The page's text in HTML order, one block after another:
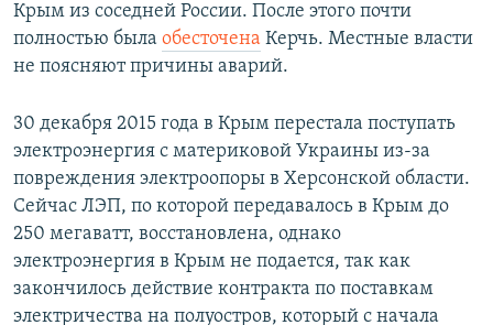
Крым из соседней России. После этого почти
полностью была обесточена Керчь. Местные власти
не поясняют причины аварий.
30 декабря 2015 года в Крым перестала поступать
электроэнергия с материковой Украины из-за
повреждения электроопоры в Херсонской области.
Сейчас ЛЭП, по которой передавалось в Крым до
250 мегаватт, восстановлена, однако
электроэнергия в Крым не подается, так как
закончилось действие контракта по поставкам
электричества на полуостров, который с начала